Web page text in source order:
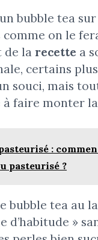
bubble tea
on le
de la recette a
certains
souci, mais
faire monter
:
pasteurisé ?
bubble tea au
d’habitude »